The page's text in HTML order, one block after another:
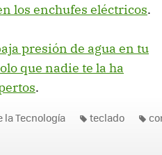
los enchufes eléctricos.
presión de agua en tu
que nadie te la ha
.
la Tecnología teclado